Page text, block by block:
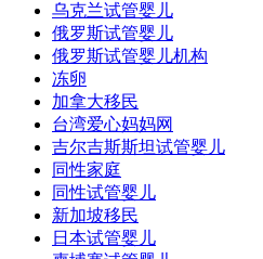
乌克兰试管婴儿
俄罗斯试管婴儿
俄罗斯试管婴儿机构
冻卵
加拿大移民
台湾爱心妈妈网
吉尔吉斯斯坦试管婴儿
同性家庭
同性试管婴儿
新加坡移民
日本试管婴儿